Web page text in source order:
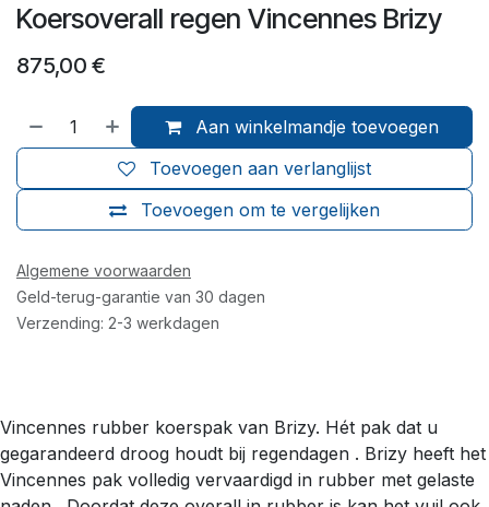
Koersoverall regen Vincennes Brizy
875,00 €
Aan winkelmandje toevoegen
Toevoegen om te vergelijken
Toevoegen aan verlanglijst
Algemene voorwaarden
Geld-terug-garantie van 30 dagen
Verzending: 2-3 werkdagen
Vincennes rubber koerspak van Brizy. Hét pak dat u
gegarandeerd droog houdt bij regendagen . Brizy heeft het
Vincennes pak volledig vervaardigd in rubber met gelaste